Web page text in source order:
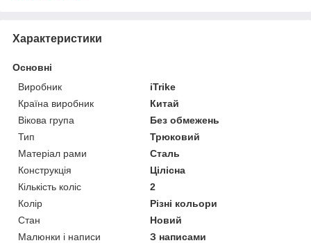
Характеристики
Основні
Виробник
iTrike
Країна виробник
Китай
Вікова група
Без обмежень
Тип
Трюковий
Матеріал рами
Сталь
Конструкція
Цілісна
Кількість коліс
2
Колір
Різні кольори
Стан
Новий
Малюнки і написи
З написами